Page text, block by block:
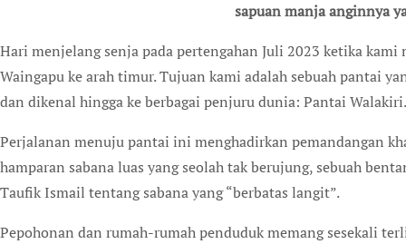
sapuan manja anginnya
Hari menjelang senja pada pertengahan Juli 2023 ketika kami memacu Si Blacky, mobil Avanza 1.3, dari Kota
Waingapu ke arah timur. Tujuan kami adalah sebuah pantai
dan dikenal hingga ke berbagai penjuru dunia: Pantai Walakiri.
Perjalanan menuju pantai ini menghadirkan pemandangan
hamparan sabana luas yang seolah tak berujung, sebuah
Taufik Ismail tentang sabana yang “berbatas langit”.
Pepohonan dan rumah-rumah penduduk memang sesekali